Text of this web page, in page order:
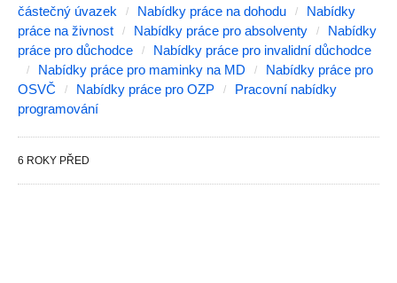
částečný úvazek
Nabídky práce na dohodu
Nabídky
práce na živnost
Nabídky práce pro absolventy
Nabídky
práce pro důchodce
Nabídky práce pro invalidní důchodce
Nabídky práce pro maminky na MD
Nabídky práce pro
OSVČ
Nabídky práce pro OZP
Pracovní nabídky
programování
6 ROKY PŘED